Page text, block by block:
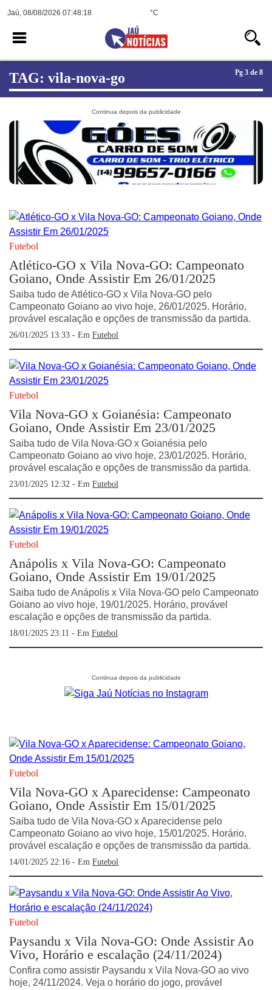
Jaú, 08/08/2026 07:48:18 °C
TAG: vila-nova-go Pg 3 de 8
Futebol
Atlético-GO x Vila Nova-GO: Campeonato
Goiano, Onde Assistir Em 26/01/2025
Saiba tudo de Atlético-GO x Vila Nova-GO pelo
Campeonato Goiano ao vivo hoje, 26/01/2025. Horário,
provável escalação e opções de transmissão da partida.
26/01/2025 13:33 - Em Futebol
Futebol
Vila Nova-GO x Goianésia: Campeonato
Goiano, Onde Assistir Em 23/01/2025
Saiba tudo de Vila Nova-GO x Goianésia pelo
Campeonato Goiano ao vivo hoje, 23/01/2025. Horário,
provável escalação e opções de transmissão da partida.
23/01/2025 12:32 - Em Futebol
Futebol
Anápolis x Vila Nova-GO: Campeonato
Goiano, Onde Assistir Em 19/01/2025
Saiba tudo de Anápolis x Vila Nova-GO pelo Campeonato
Goiano ao vivo hoje, 19/01/2025. Horário, provável
escalação e opções de transmissão da partida.
18/01/2025 23:11 - Em Futebol
Futebol
Vila Nova-GO x Aparecidense: Campeonato
Goiano, Onde Assistir Em 15/01/2025
Saiba tudo de Vila Nova-GO x Aparecidense pelo
Campeonato Goiano ao vivo hoje, 15/01/2025. Horário,
provável escalação e opções de transmissão da partida.
14/01/2025 22:16 - Em Futebol
Futebol
Paysandu x Vila Nova-GO: Onde Assistir Ao
Vivo, Horário e escalação (24/11/2024)
Confira como assistir Paysandu x Vila Nova-GO ao vivo
hoje, 24/11/2024. Veja o horário do jogo, provável